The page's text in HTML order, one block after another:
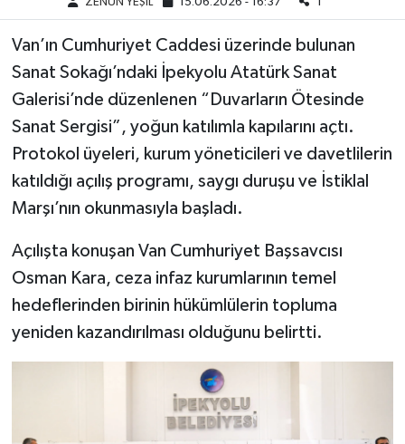
ZENÜN YEŞİL 15.06.2026 - 16:37
Van’ın Cumhuriyet Caddesi üzerinde bulunan
Sanat Sokağı’ndaki İpekyolu Atatürk Sanat
Galerisi’nde düzenlenen “Duvarların Ötesinde
Sanat Sergisi”, yoğun katılımla kapılarını açtı.
Protokol üyeleri, kurum yöneticileri ve davetlilerin
katıldığı açılış programı, saygı duruşu ve İstiklal
Marşı’nın okunmasıyla başladı.
Açılışta konuşan Van Cumhuriyet Başsavcısı
Osman Kara, ceza infaz kurumlarının temel
hedeflerinden birinin hükümlülerin topluma
yeniden kazandırılması olduğunu belirtti.